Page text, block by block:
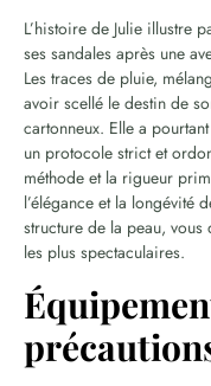
L’histoire de Julie illustre
ses sandales après une
Les traces de pluie,
avoir scellé le destin de
cartonneux. Elle a
un protocole strict et
méthode et la rigueur
l’élégance et la longévité
structure de la peau, vous
les plus spectaculaires.